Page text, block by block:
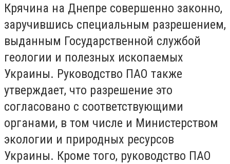
Крячина на Днепре совершенно законно,
заручившись специальным разрешением,
выданным Государственной службой
геологии и полезных ископаемых
Украины. Руководство ПАО также
утверждает, что разрешение это
согласовано с соответствующими
органами, в том числе и Министерством
экологии и природных ресурсов
Украины. Кроме того, руководство ПАО